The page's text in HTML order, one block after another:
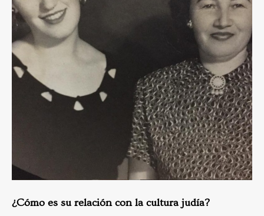
¿Cómo es su relación con la cultura judía?